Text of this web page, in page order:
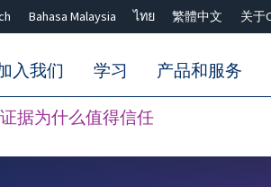
Bahasa Malaysia ไทย 繁體中文 关于
据为什么值得信任
入我们 学习 产品和服务